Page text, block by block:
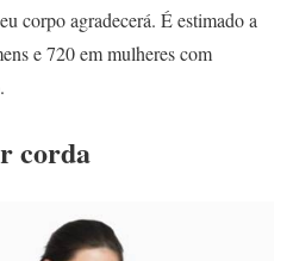
corpo agradecerá. É estimado a
e 720 em mulheres com
corda